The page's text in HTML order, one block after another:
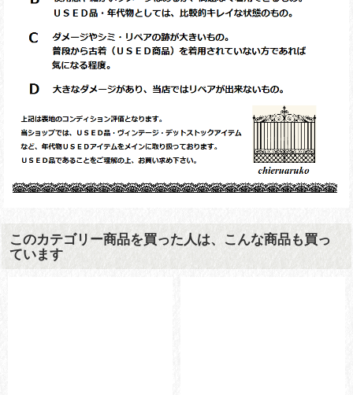
このカテゴリー商品を買った人は、こんな商品も買っ
ています